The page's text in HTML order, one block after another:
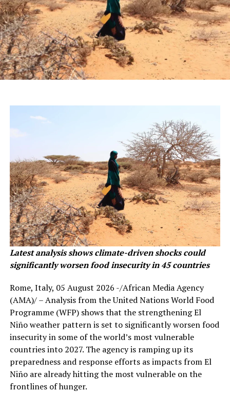
Latest analysis shows climate-driven shocks could
significantly worsen food insecurity in 45 countries
Rome, Italy, 05 August 2026 -/African Media Agency
(AMA)/ – Analysis from the United Nations World Food
Programme (WFP) shows that the strengthening El
Niño weather pattern is set to significantly worsen food
insecurity in some of the world’s most vulnerable
countries into 2027. The agency is ramping up its
preparedness and response efforts as impacts from El
Niño are already hitting the most vulnerable on the
frontlines of hunger.